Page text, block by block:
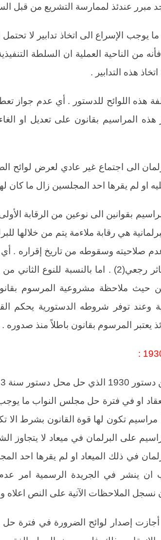
مبرر عندئذ لممارسة التشريع من قبل
يوجب الإسراع الى اتخاذ تدابير لا
من الناحية العملية ان السلطة
هذه التدابير .
هذه اللوائح للدستور . أي عدم جواز
هذه المراسيم بقانون على تعديل او الغاء
الى اجتماع غير عادي لعرض لوائح
او لم يقرها احد المجلسين زال ما كان
بقوانين الى نوعين من الرقابة
هي رقابة ملاءمة يتم من خلالها
عدم صلاحيته وسقوطه من تاريخ إقراره .
عنها قوة القانون باثر رجعي(2) . اما بالنسبة
حيث ملاحظة مشروعية المرسوم
وعند توفر شروطه الدستورية يحكم
يعتبر المرسوم بقانون باطلاً منذ صدوره .
او في فترة حل مجلس النواب ما يوجب
تكون لها قوة القانون بشرط الا
على البرلمان في ميعاد لا يتجاوز
في ذلك الميعاد او لم يقرها احد
ان ينشر في الجريدة الرسمية امر
نسجل الملاحظات الآتية على النص اعلاه
أجازت إصدار لوائح الضرورة في فترة حل